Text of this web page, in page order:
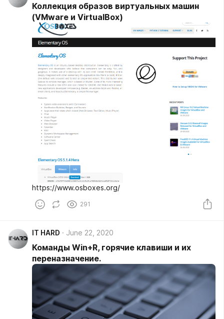
Коллекция образов виртуальных машин
(VMware и VirtualBox)
https://www.osboxes.org/
291
IT HARD June 22, 2020
Команды Win+R, горячие клавиши и их
переназначение.